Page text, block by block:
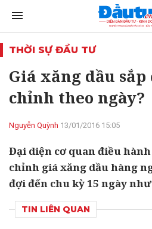
THỜI SỰ ĐẦU TƯ
Giá xăng dầu
chỉnh theo ngày?
Nguyễn Quỳnh 13/01/2016 15:05
Đại diện cơ quan điều
chỉnh giá xăng dầu hàng
đợi đến chu kỳ 15 ngày
TIN LIÊN QUAN